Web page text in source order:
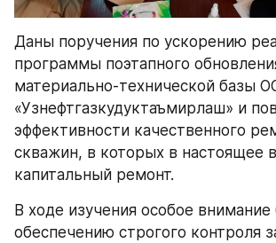
Даны поручения по ускорению
программы поэтапного
материально-технической базы
«Узнефтгазкудуктаъмирлаш» и
эффективности качественного
скважин, в которых в настоящее
капитальный ремонт.
В ходе изучения особое
обеспечению строгого контроля